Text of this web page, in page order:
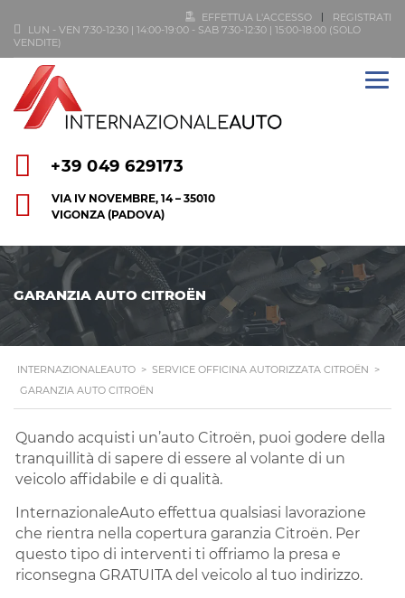
EFFETTUA L'ACCESSO
REGISTRATI
LUN - VEN 7:30-12:30 | 14:00-19:00 - SAB 7:30-12:30 | 15:00-18:00 (SOLO
VENDITE)
+39 049 629173
VIA IV NOVEMBRE, 14 – 35010
VIGONZA (PADOVA)
GARANZIA AUTO CITROËN
INTERNAZIONALEAUTO > SERVICE OFFICINA AUTORIZZATA CITROËN >
GARANZIA AUTO CITROËN
Quando acquisti un’auto Citroën, puoi godere della
tranquillità di sapere di essere al volante di un
veicolo affidabile e di qualità.
InternazionaleAuto effettua qualsiasi lavorazione
che rientra nella copertura garanzia Citroën. Per
questo tipo di interventi ti offriamo la presa e
riconsegna GRATUITA del veicolo al tuo indirizzo.